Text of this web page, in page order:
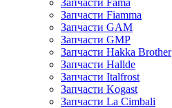
Запчасти Fiamma
Запчасти GAM
Запчасти GMP
Запчасти Hakka Brother
Запчасти Hallde
Запчасти Italfrost
Запчасти Kogast
Запчасти La Cimbali